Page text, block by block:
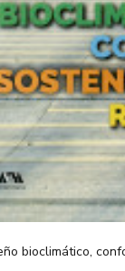
bioclimático,